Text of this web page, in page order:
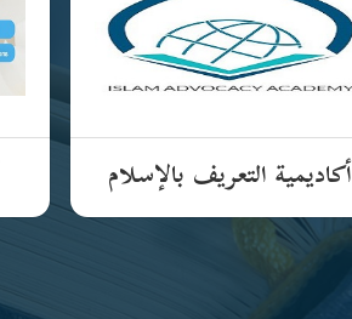
أكاديمية التعريف بالإسلام